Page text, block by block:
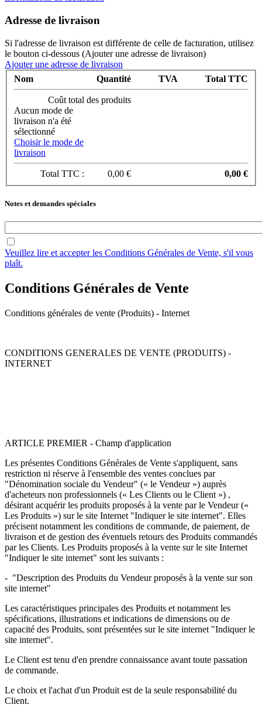
Adresse de livraison
Si l'adresse de livraison est différente de celle de facturation, utilisez
le bouton ci-dessous (Ajouter une adresse de livraison)
Ajouter une adresse de livraison
Nom
Quantité TVA Total TTC
Coût total des produits
Aucun mode de
livraison n'a été
sélectionné
Choisir le mode de
livraison
Total TTC : 0,00 € 0,00 €
Notes et demandes spéciales
Veuillez lire et accepter les Conditions Générales de Vente, s'il vous
plaît.
Conditions Générales de Vente
Conditions générales de vente (Produits) - Internet
CONDITIONS GENERALES DE VENTE (PRODUITS) -
INTERNET
ARTICLE PREMIER - Champ d'application
Les présentes Conditions Générales de Vente s'appliquent, sans
restriction ni réserve à l'ensemble des ventes conclues par
"Dénomination sociale du Vendeur" (« le Vendeur ») auprès
d'acheteurs non professionnels (« Les Clients ou le Client ») ,
désirant acquérir les produits proposés à la vente par le Vendeur («
Les Produits ») sur le site Internet "Indiquer le site internet". Elles
précisent notamment les conditions de commande, de paiement, de
livraison et de gestion des éventuels retours des Produits commandés
par les Clients. Les Produits proposés à la vente sur le site Internet
"Indiquer le site internet" sont les suivants :
- "Description des Produits du Vendeur proposés à la vente sur son
site internet"
Les caractéristiques principales des Produits et notamment les
spécifications, illustrations et indications de dimensions ou de
capacité des Produits, sont présentées sur le site internet "Indiquer le
site internet".
Le Client est tenu d'en prendre connaissance avant toute passation
de commande.
Le choix et l'achat d'un Produit est de la seule responsabilité du
Client.